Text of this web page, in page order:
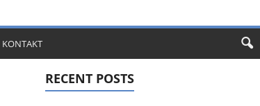
KONTAKT
RECENT POSTS